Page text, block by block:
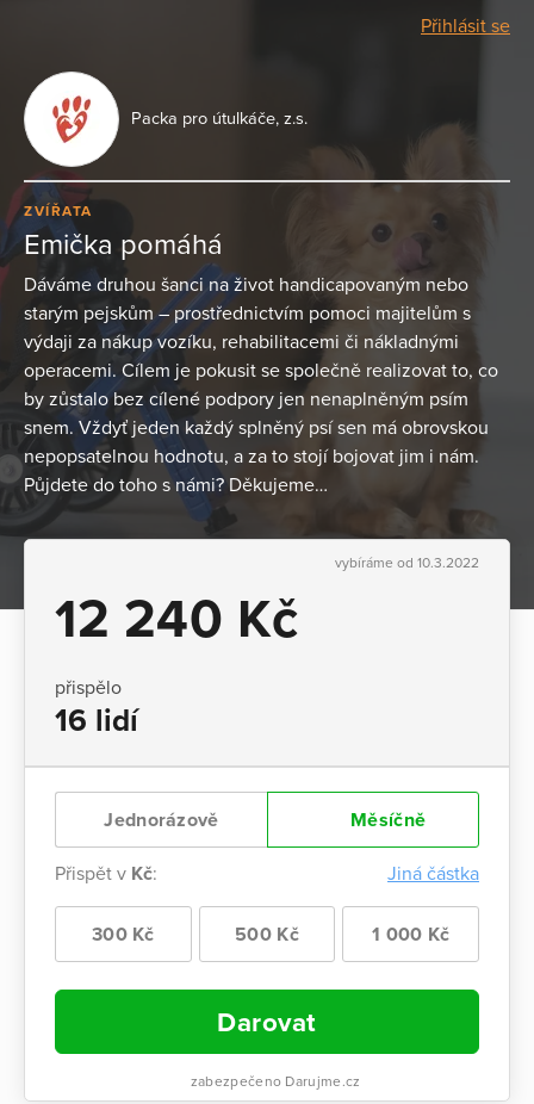
Přihlásit se
Packa pro útulkáče, z.s.
ZVÍŘATA
Emička pomáhá
Dáváme druhou šanci na život handicapovaným nebo
starým pejskům – prostřednictvím pomoci majitelům s
výdaji za nákup vozíku, rehabilitacemi či nákladnými
operacemi. Cílem je pokusit se společně realizovat to, co
by zůstalo bez cílené podpory jen nenaplněným psím
snem. Vždyť jeden každý splněný psí sen má obrovskou
nepopsatelnou hodnotu, a za to stojí bojovat jim i nám.
Půjdete do toho s námi? Děkujeme…
vybíráme od 10.3.2022
12 240 Kč
přispělo
16 lidí
Jednorázově Měsíčně
Přispět v Kč: Jiná částka
300 Kč 500 Kč 1 000 Kč
Darovat
zabezpečeno Darujme.cz